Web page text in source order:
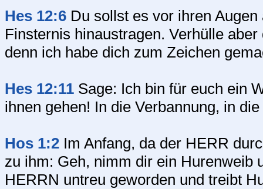
Hes 12:6 Du sollst es vor ihren
Finsternis hinaustragen. Verhülle
denn ich habe dich zum Zeichen
Hes 12:11 Sage: Ich bin für euch ein
ihnen gehen! In die Verbannung, in
Hos 1:2 Im Anfang, da der HERR
zu ihm: Geh, nimm dir ein Hurenweib
HERRN untreu geworden und treibt